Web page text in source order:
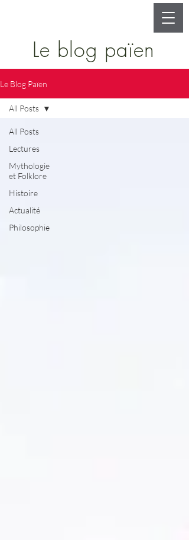
Le blog païen
Le Blog Païen
All Posts
Lectures
Mythologie
et Folklore
Histoire
Actualité
Philosophie
All Posts